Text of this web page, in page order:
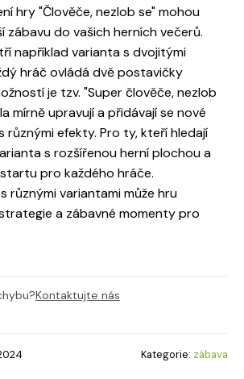
hry "Člověče, nezlob se" mohou
zábavu do vašich herních večerů.
například varianta s dvojitými
hráč ovládá dvě postavičky
je tzv. "Super člověče, nezlob
mírně upravují a přidávají se nové
různými efekty. Pro ty, kteří hledají
s rozšířenou herní plochou a
pro každého hráče.
různými variantami může hru
a zábavné momenty pro
Kontaktujte nás
Kategorie: zábava